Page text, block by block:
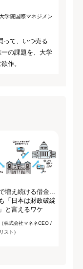
学院国際マネジメン
って、いつ売る
の課題を、大学
作。
増え続ける借金...
「日本は財政破綻
と言えるワケ
株式会社マネネCEO /
スト）